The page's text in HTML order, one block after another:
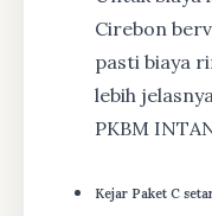
Cirebon
pasti biaya
lebih
PKBM
Kejar Paket C